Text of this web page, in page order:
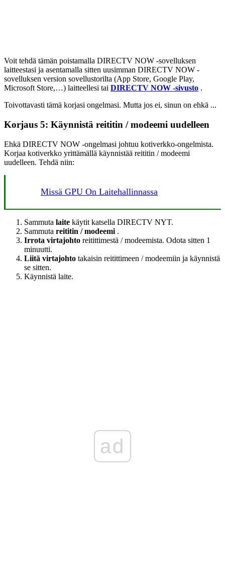
Voit tehdä tämän poistamalla DIRECTV NOW -sovelluksen
laitteestasi ja asentamalla sitten uusimman DIRECTV NOW -
sovelluksen version sovellustorilta (App Store, Google Play,
Microsoft Store,…) laitteellesi tai DIRECTV NOW -sivusto .
Toivottavasti tämä korjasi ongelmasi. Mutta jos ei, sinun on ehkä ...
Korjaus 5: Käynnistä reititin / modeemi uudelleen
Ehkä DIRECTV NOW -ongelmasi johtuu kotiverkko-ongelmista.
Korjaa kotiverkko yrittämällä käynnistää reititin / modeemi
uudelleen. Tehdä niin:
Missä GPU On Laitehallinnassa
Sammuta laite käytit katsella DIRECTV NYT.
Sammuta reititin / modeemi .
Irrota virtajohto reitittimestä / modeemista. Odota sitten 1
minuutti.
Liitä virtajohto takaisin reitittimeen / modeemiin ja käynnistä
se sitten.
Käynnistä laite.
ad